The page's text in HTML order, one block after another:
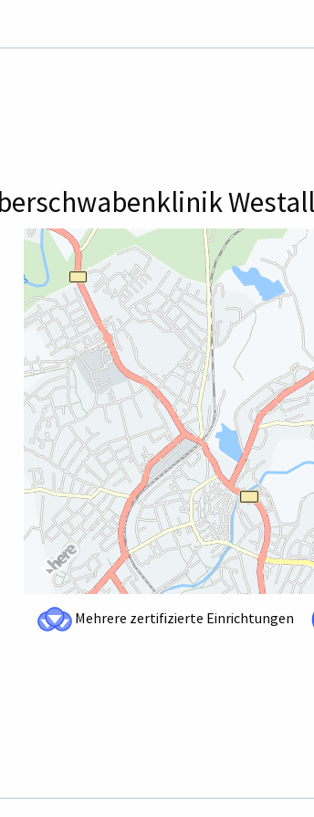
Mehrere zertifizierte Einrichtungen